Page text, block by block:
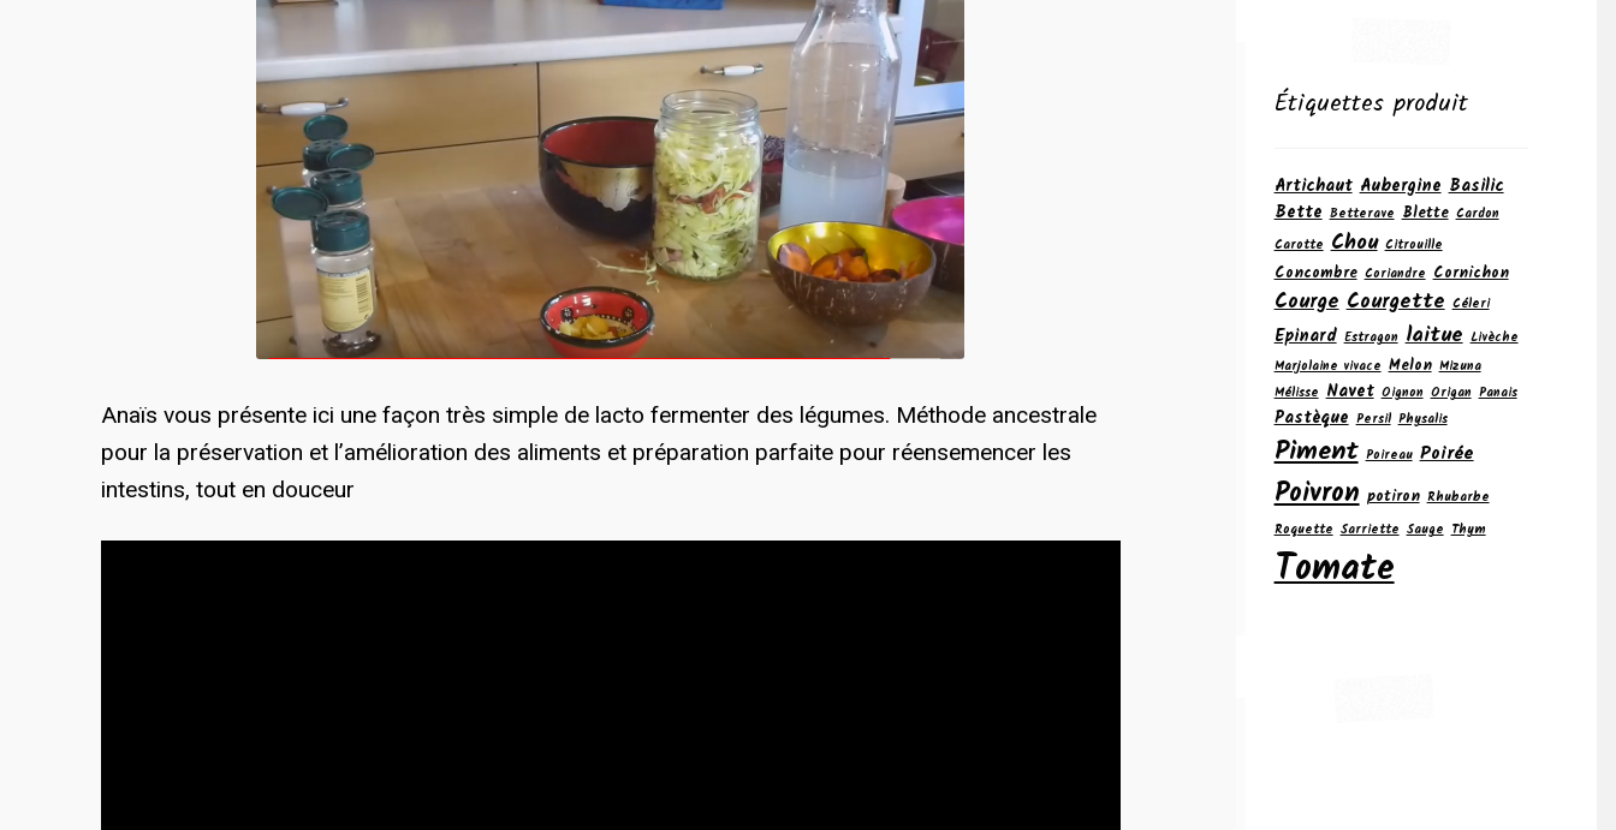
Anaïs vous présente ici une façon très simple de lacto fermenter des légumes. Méthode ancestrale
pour la préservation et l’amélioration des aliments et préparation parfaite pour réensemencer les
intestins, tout en douceur
Étiquettes produit
Artichaut Aubergine Basilic
Bette Betterave Blette Cardon
Carotte Chou Citrouille
Concombre Coriandre Cornichon
Courge Courgette Céleri
Epinard Estragon laitue Livèche
Marjolaine vivace Melon Mizuna
Mélisse Navet Oignon Origan Panais
Pastèque Persil Physalis
Piment Poireau Poirée
Poivron potiron Rhubarbe
Roquette Sarriette Sauge Thym
Tomate